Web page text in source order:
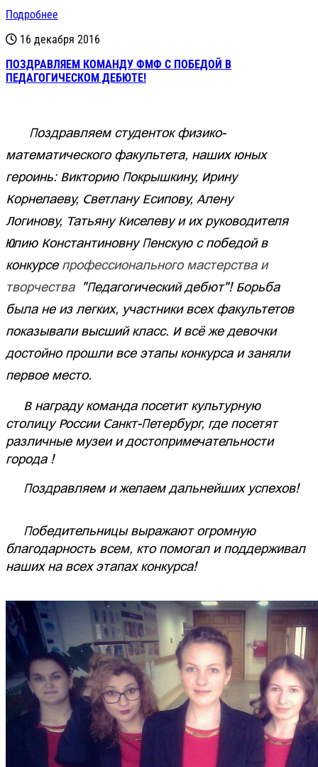
Подробнее
16 декабря 2016
ПОЗДРАВЛЯЕМ КОМАНДУ ФМФ С ПОБЕДОЙ В
ПЕДАГОГИЧЕСКОМ ДЕБЮТЕ!
Поздравляем студенток физико-
математического факультета, наших юных
героинь: Викторию Покрышкину, Ирину
Корнелаеву, Светлану Есипову, Алену
Логинову, Татьяну Киселеву и их руководителя
Юлию Константиновну Пенскую с победой в
конкурсе профессионального мастерства и
творчества "Педагогический дебют"! Борьба
была не из легких, участники всех факультетов
показывали высший класс. И всё же девочки
достойно прошли все этапы конкурса и заняли
первое место.
В награду команда посетит культурную
столицу России Санкт-Петербург, где посетят
различные музеи и достопримечательности
города !
Поздравляем и желаем дальнейших успехов!
Победительницы выражают огромную
благодарность всем, кто помогал и поддерживал
наших на всех этапах конкурса!